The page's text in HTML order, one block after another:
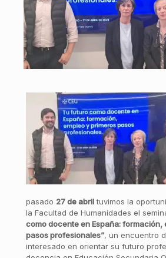
pasado 27 de abriltuvimos la
la Facultad de Humanidades el
como docente en España: formación,
pasos profesionales”, un encuentro
interesado en orientar su futuro